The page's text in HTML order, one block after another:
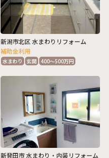
新潟市北区 水まわりリフォーム
補助金利用
水まわり 玄関 400～500万円
新発田市 水まわり・内装リフォーム